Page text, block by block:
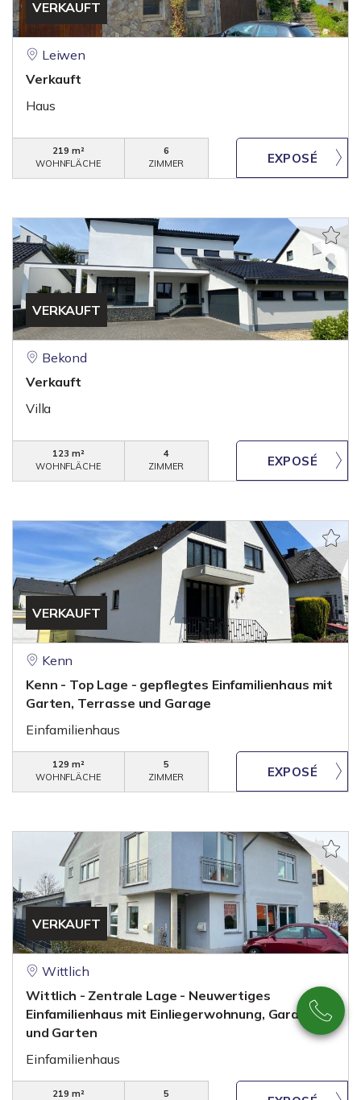
VERKAUFT
Leiwen
Verkauft
Haus
219 m²
WOHNFLÄCHE
6
ZIMMER
VERKAUFT
Bekond
Verkauft
Villa
123 m²
WOHNFLÄCHE
4
ZIMMER
VERKAUFT
Kenn
Kenn - Top Lage - gepflegtes Einfamilienhaus mit
Garten, Terrasse und Garage
Einfamilienhaus
129 m²
WOHNFLÄCHE
5
ZIMMER
VERKAUFT
Wittlich
Wittlich - Zentrale Lage - Neuwertiges
Einfamilienhaus mit Einliegerwohnung, Garage
und Garten
Einfamilienhaus
219 m² 5